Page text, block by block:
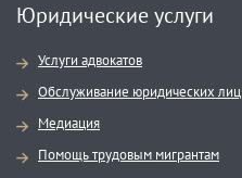
Юридические услуги
Услуги адвокатов
Обслуживание юридических лиц
Медиация
Помощь трудовым мигрантам